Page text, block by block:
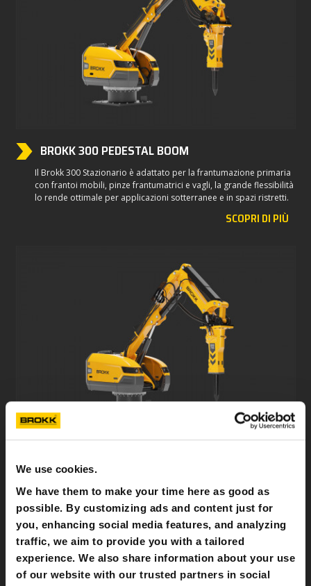
We use cookies.
We have them to make your time here as good as
possible. By customizing ads and content just for
you, enhancing social media features, and analyzing
traffic, we aim to provide you with a tailored
experience. We also share information about your use
of our website with our trusted partners in social
BROKK 300 PEDESTAL BOOM
Il Brokk 300 Stazionario è adattato per la frantumazione primaria
con frantoi mobili, pinze frantumatrici e vagli, la grande flessibilità
lo rende ottimale per applicazioni sotterranee e in spazi ristretti.
SCOPRI DI PIÙ
Adattato per la frantumazione primaria con frantoi mobili, pinze
frantumatrici e vagli, il Brokk 500 stazionario ha il corpo macchina
di un robot Brokk montato su un piedistallo anziché su carro
cingolato.
SCOPRI DI PIÙ